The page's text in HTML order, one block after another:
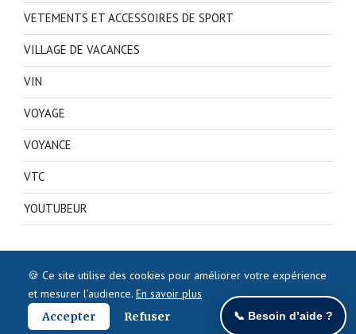
VETEMENTS ET ACCESSOIRES DE SPORT
VILLAGE DE VACANCES
VIN
VOYAGE
VOYANCE
VTC
YOUTUBEUR
🍪 Ce site utilise des cookies pour améliorer votre expérience
et mesurer l’audience. En savoir plus
Accepter
Refuser 📞 Besoin d’aide ?